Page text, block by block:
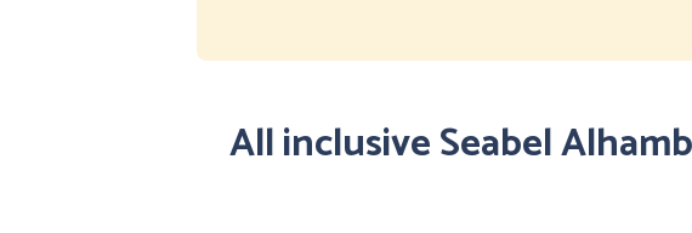
All inclusive Seabel